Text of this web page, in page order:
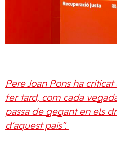
Pere Joan Pons ha
fer tard, com cada
passa de gegant en els
d’aquest país”.